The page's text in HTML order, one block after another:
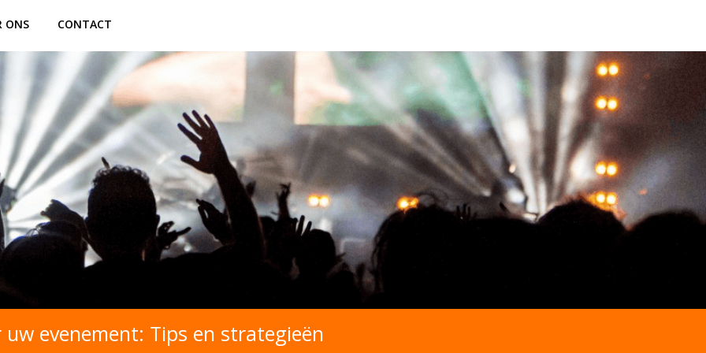
ONS CONTACT
evenement: Tips en strategieën